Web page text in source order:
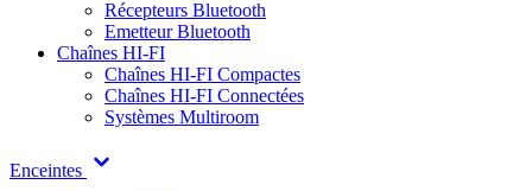
Récepteurs Bluetooth
Emetteur Bluetooth
Chaînes HI-FI
Chaînes HI-FI Compactes
Chaînes HI-FI Connectées
Systèmes Multiroom
Enceintes